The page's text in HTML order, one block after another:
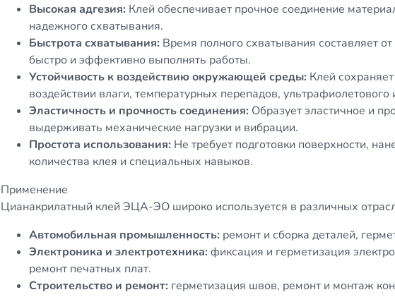
Высокая адгезия: Клей обеспечивает прочное соединение
надежного схватывания.
Быстрота схватывания: Время полного схватывания составляет
быстро и эффективно выполнять работы.
Устойчивость к воздействию окружающей среды: Клей
воздействии влаги, температурных перепадов,
Эластичность и прочность соединения: Образует эластичное и
выдерживать механические нагрузки и вибрации.
Простота использования: Не требует подготовки поверхности,
количества клея и специальных навыков.
Применение
Цианакрилатный клей ЭЦА-ЭО широко используется в различных
Автомобильная промышленность: ремонт и сборка деталей,
Электроника и электротехника: фиксация и герметизация
ремонт печатных плат.
Строительство и ремонт: герметизация швов, ремонт и монтаж